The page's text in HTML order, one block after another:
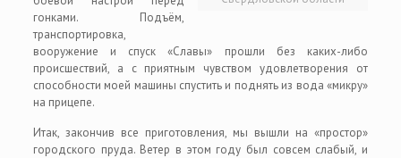
гонками. Подъём,
транспортировка,
вооружение и спуск «Славы» прошли без каких-либо
происшествий, а с приятным чувством удовлетворения от
способности моей машины спустить и поднять из вода «микру»
на прицепе.
Итак, закончив все приготовления, мы вышли на «простор»
городского пруда. Ветер в этом году был совсем слабый, и